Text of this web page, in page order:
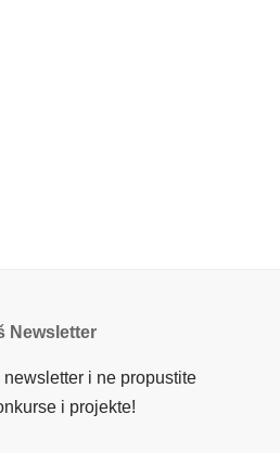
Newsletter
i ne propustite
i projekte!